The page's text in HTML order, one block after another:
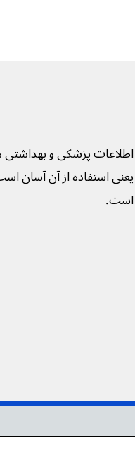
اطلاعات پزشکی و
یعنی استفاده از آن آسان
است.